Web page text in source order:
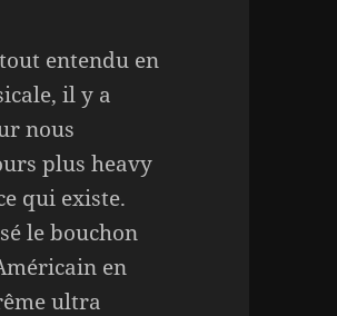
entendu en
il y a
nous
plus heavy
qui existe.
le bouchon
en
ultra